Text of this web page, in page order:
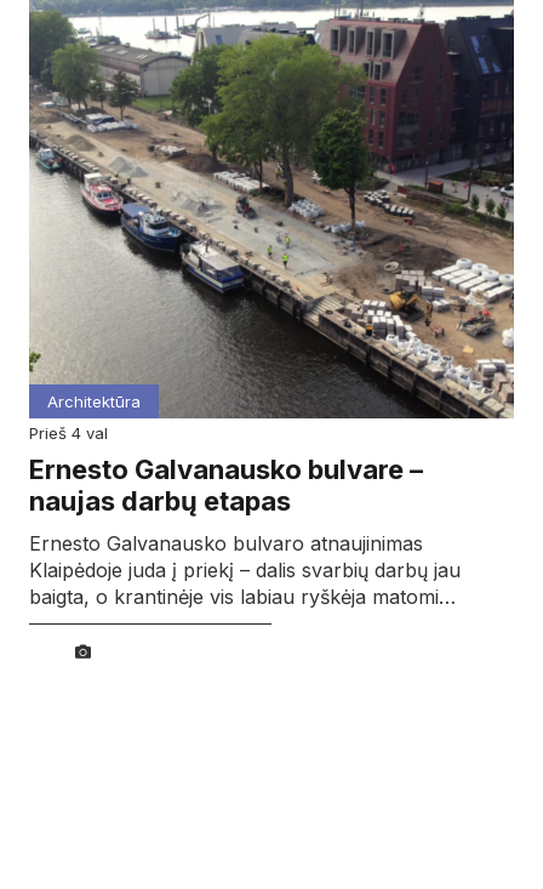
Architektūra
prieš 4 val
Ernesto Galvanausko bulvare –
naujas darbų etapas
Ernesto Galvanausko bulvaro atnaujinimas
Klaipėdoje juda į priekį – dalis svarbių darbų jau
baigta, o krantinėje vis labiau ryškėja matomi…